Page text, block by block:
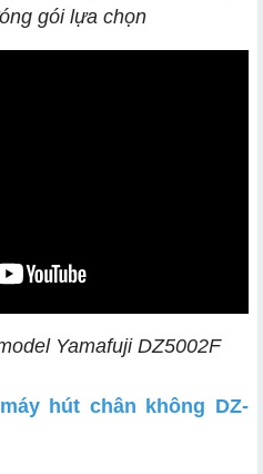
gói lựa chọn
Yamafuji DZ5002F
hút chân không DZ-